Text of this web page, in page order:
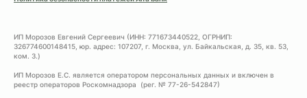
ИП Морозов Евгений Сергеевич (ИНН: 771673440522, ОГРНИП:
326774600148415, юр. адрес: 107207, г. Москва, ул. Байкальская, д. 35, кв. 53,
ком. 3.)
ИП Морозов Е.С. является оператором персональных данных и включен в
реестр операторов Роскомнадзора (рег. № 77-26-542847)